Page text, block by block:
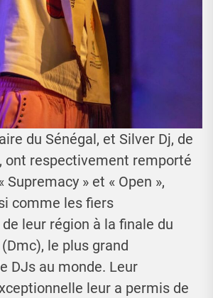
du Sénégal, et Silver Dj, de
ont respectivement remporté
Supremacy » et « Open »,
comme les fiers
leur région à la finale du
le plus grand
DJs au monde. Leur
leur a permis de